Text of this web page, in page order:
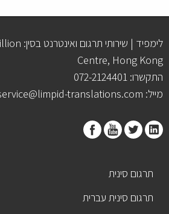
לימפיד | שירותי תרגום ואינטרנט בסין: Billion
Centre, Hong Kong
התקשרו: 072-2124401
מייל: service@limpid-translations.com
תרגום סינית
תרגום סינית עברית